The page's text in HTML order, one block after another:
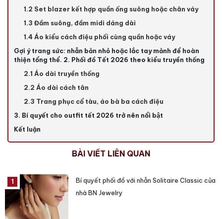
1.2 Set blazer kết hợp quần ống suông hoặc chân váy
1.3 Đầm suông, đầm midi dáng dài
1.4 Áo kiểu cách điệu phối cùng quần hoặc váy
Gợi ý trang sức: nhẫn bản nhỏ hoặc lắc tay mảnh để hoàn
thiện tổng thể. 2. Phối đồ Tết 2026 theo kiểu truyền thống
2.1 Áo dài truyền thống
2.2 Áo dài cách tân
2.3 Trang phục cổ tàu, áo bà ba cách điệu
3. Bí quyết cho outfit tết 2026 trở nên nổi bật
Kết luận
BÀI VIẾT LIÊN QUAN
Bí quyết phối đồ với nhẫn Solitaire Classic của
nhà BN Jewelry